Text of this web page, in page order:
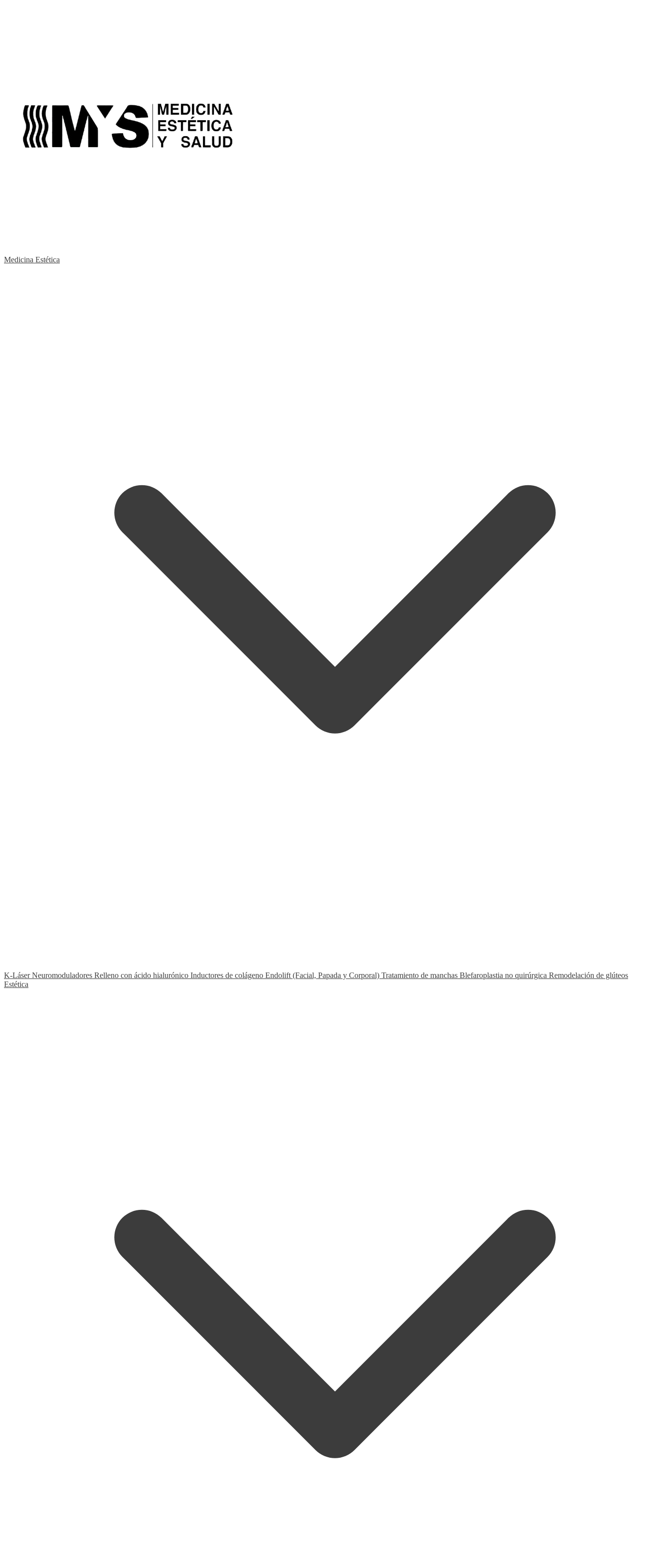
Medicina Estética
K-LáserNeuromoduladores Relleno con ácido hialurónico Inductores de colágeno Endolift (Facial, Papada y Corporal) Tratamiento de manchas Blefaroplastia no quirúrgica Remodelación de glúteos
Estética